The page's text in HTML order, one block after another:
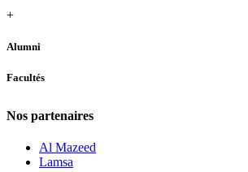
+
Alumni
Facultés
Nos partenaires
Al Mazeed
Lamsa